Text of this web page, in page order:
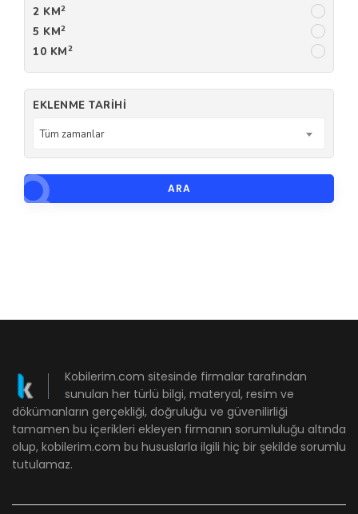
2 KM2
5 KM2
10 KM2
EKLENME TARIHI
Tüm zamanlar
ARA
Kobilerim.com sitesinde firmalar tarafından
sunulan her türlü bilgi, materyal, resim ve
dökümanların gerçekliği, doğruluğu ve güvenilirliği
tamamen bu içerikleri ekleyen firmanın sorumluluğu altında
olup, kobilerim.com bu hususlarla ilgili hiç bir şekilde sorumlu
tutulamaz.